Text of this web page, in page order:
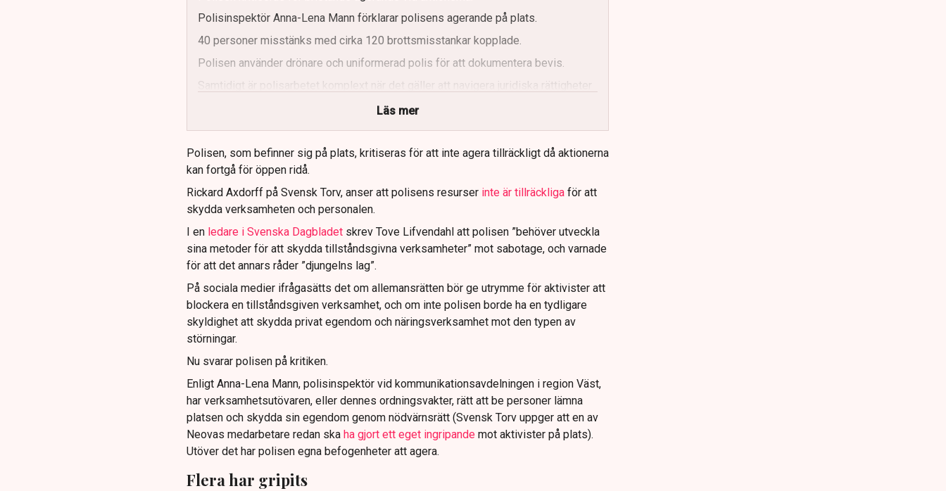
Polisinspektör Anna-Lena Mann förklarar polisens agerande på plats.
40 personer misstänks med cirka 120 brottsmisstankar kopplade.
Polisen använder drönare och uniformerad polis för att dokumentera bevis.
Samtidigt är polisarbetet komplext när det gäller att navigera juridiska rättigheter
Läs mer
Polisen, som befinner sig på plats, kritiseras för att inte agera tillräckligt då aktionerna
kan fortgå för öppen ridå.
Rickard Axdorff på Svensk Torv, anser att polisens resurser inte är tillräckliga för att
skydda verksamheten och personalen.
I en ledare i Svenska Dagbladet skrev Tove Lifvendahl att polisen ”behöver utveckla
sina metoder för att skydda tillståndsgivna verksamheter” mot sabotage, och varnade
för att det annars råder ”djungelns lag”.
På sociala medier ifrågasätts det om allemansrätten bör ge utrymme för aktivister att
blockera en tillståndsgiven verksamhet, och om inte polisen borde ha en tydligare
skyldighet att skydda privat egendom och näringsverksamhet mot den typen av
störningar.
Nu svarar polisen på kritiken.
Enligt Anna-Lena Mann, polisinspektör vid kommunikationsavdelningen i region Väst,
har verksamhetsutövaren, eller dennes ordningsvakter, rätt att be personer lämna
platsen och skydda sin egendom genom nödvärnsrätt (Svensk Torv uppger att en av
Neovas medarbetare redan ska ha gjort ett eget ingripande mot aktivister på plats).
Utöver det har polisen egna befogenheter att agera.
Flera har gripits